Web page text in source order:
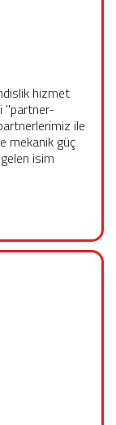
hizmet
"partner-
ile
mekanik güç
isim